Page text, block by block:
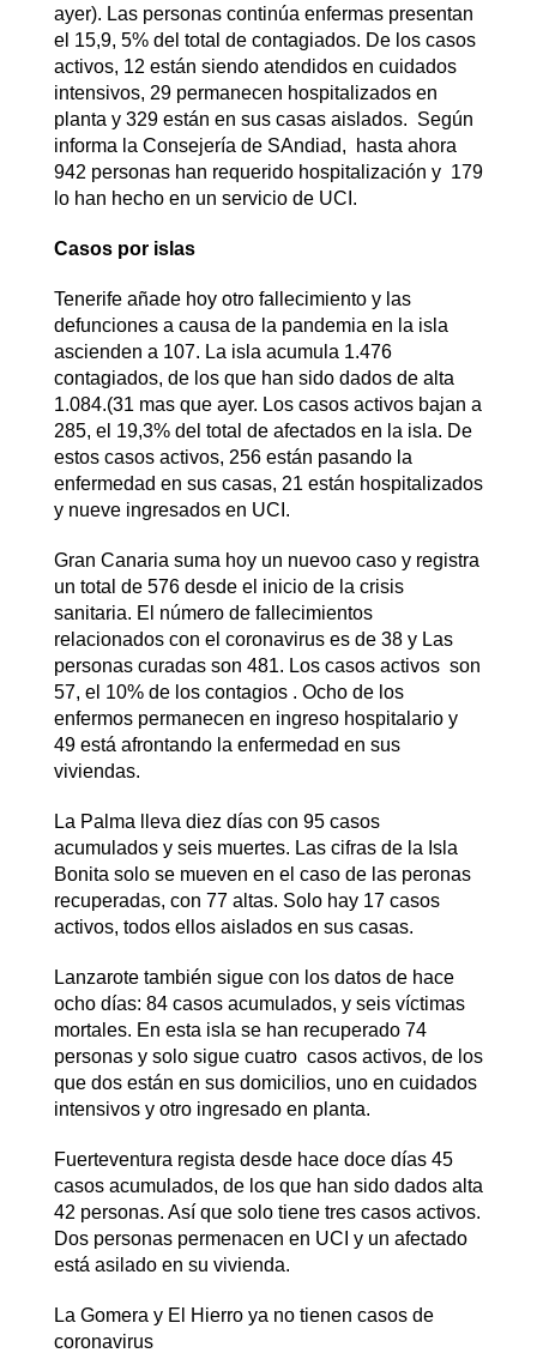
ayer). Las personas continúa enfermas presentan
el 15,9, 5% del total de contagiados. De los casos
activos, 12 están siendo atendidos en cuidados
intensivos, 29 permanecen hospitalizados en
planta y 329 están en sus casas aislados. Según
informa la Consejería de SAndiad, hasta ahora
942 personas han requerido hospitalización y 179
lo han hecho en un servicio de UCI.
Casos por islas
Tenerife añade hoy otro fallecimiento y las
defunciones a causa de la pandemia en la isla
ascienden a 107. La isla acumula 1.476
contagiados, de los que han sido dados de alta
1.084.(31 mas que ayer. Los casos activos bajan a
285, el 19,3% del total de afectados en la isla. De
estos casos activos, 256 están pasando la
enfermedad en sus casas, 21 están hospitalizados
y nueve ingresados en UCI.
Gran Canaria suma hoy un nuevoo caso y registra
un total de 576 desde el inicio de la crisis
sanitaria. El número de fallecimientos
relacionados con el coronavirus es de 38 y Las
personas curadas son 481. Los casos activos son
57, el 10% de los contagios . Ocho de los
enfermos permanecen en ingreso hospitalario y
49 está afrontando la enfermedad en sus
viviendas.
La Palma lleva diez días con 95 casos
acumulados y seis muertes. Las cifras de la Isla
Bonita solo se mueven en el caso de las peronas
recuperadas, con 77 altas. Solo hay 17 casos
activos, todos ellos aislados en sus casas.
Lanzarote también sigue con los datos de hace
ocho días: 84 casos acumulados, y seis víctimas
mortales. En esta isla se han recuperado 74
personas y solo sigue cuatro casos activos, de los
que dos están en sus domicilios, uno en cuidados
intensivos y otro ingresado en planta.
Fuerteventura regista desde hace doce días 45
casos acumulados, de los que han sido dados alta
42 personas. Así que solo tiene tres casos activos.
Dos personas permenacen en UCI y un afectado
está asilado en su vivienda.
La Gomera y El Hierro ya no tienen casos de
coronavirus